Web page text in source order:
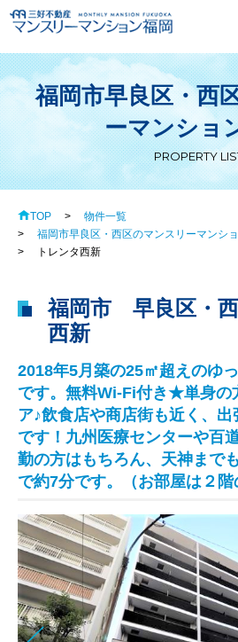
アクセス お問い合わせ
物件一覧 初めての方へ
料金・設備 活用例
選ばれる理由
福岡市早良区・西
ーマンショ
PROPERTY
TOP
物件一覧
福岡市早良区・西区のマンスリーマンシ
トレンタ西新
福岡市 早良区・
西新
2018年5月築の25㎡超えのゆ
です。無料Wi-Fi付き★単身の
ア♪飲食店や商店街も近く、
です！九州医療センターや百
勤の方はもちろん、天神まで
で約7分です。（お部屋は２階